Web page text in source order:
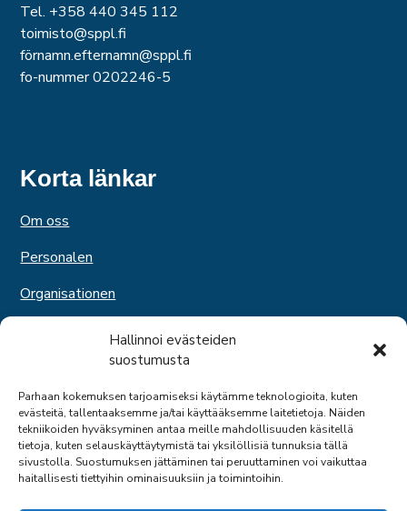
Hallinnoi evästeiden
suostumusta
Parhaan kokemuksen tarjoamiseksi käytämme teknologioita, kuten
evästeitä, tallentaaksemme ja/tai käyttääksemme laitetietoja. Näiden
tekniikoiden hyväksyminen antaa meille mahdollisuuden käsitellä
tietoja, kuten selauskäyttäytymistä tai yksilöllisiä tunnuksia tällä
sivustolla. Suostumuksen jättäminen tai peruuttaminen voi vaikuttaa
haitallisesti tiettyihin ominaisuuksiin ja toimintoihin.
Tel. +358 440 345 112
toimisto@sppl.fi
förnamn.efternamn@sppl.fi
fo-nummer 0202246-5
Korta länkar
Om oss
Personalen
Organisationen
Expertverksamhet
Svenska kommittén